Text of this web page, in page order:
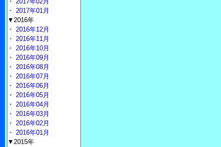
・ 2017年01月
▼2016年
・ 2016年12月
・ 2016年11月
・ 2016年10月
・ 2016年09月
・ 2016年08月
・ 2016年07月
・ 2016年06月
・ 2016年05月
・ 2016年04月
・ 2016年03月
・ 2016年02月
・ 2016年01月
▼2015年